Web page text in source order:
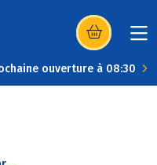
(s’ouvre dans
ouverture à 08:30